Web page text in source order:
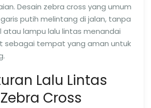
Desain zebra cross yang umum
putih melintang di jalan, tanpa
atau lampu lalu lintas menandai
sebagai tempat yang aman untuk
Lalu Lintas
Cross